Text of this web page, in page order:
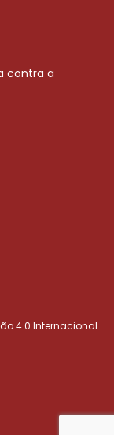
contra a
4.0 Internacional